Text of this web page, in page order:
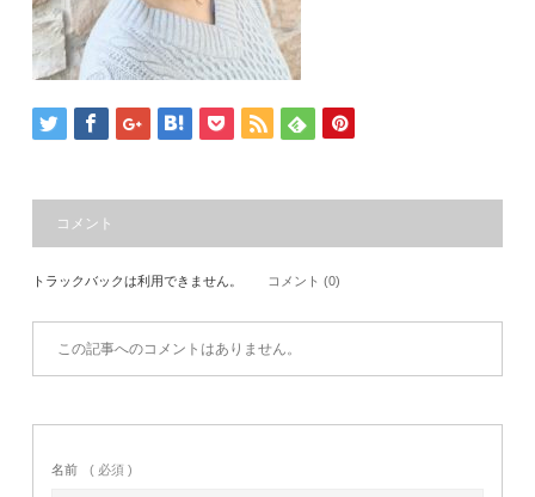
コメント
トラックバックは利用できません。 コメント (0)
この記事へのコメントはありません。
名前 ( 必須 )